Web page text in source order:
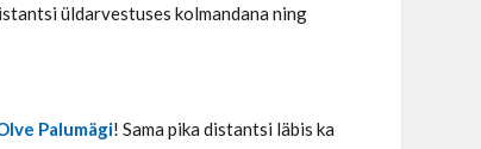
üldarvestuses kolmandana ning
Palumägi! Sama pika distantsi läbis ka